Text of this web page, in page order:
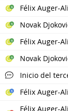
Félix Auger-
Novak
Félix Auger-
Novak
Inicio del
Félix Auger-
Félix Auger-